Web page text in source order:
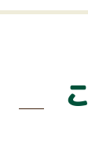
この作品を読んだ